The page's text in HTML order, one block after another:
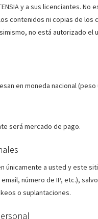
y a sus licenciantes.
contenidos ni copias de
no está autorizado
en moneda nacional
será mercado de pago.
únicamente a usted y este
número de IP, etc.),
o suplantaciones.